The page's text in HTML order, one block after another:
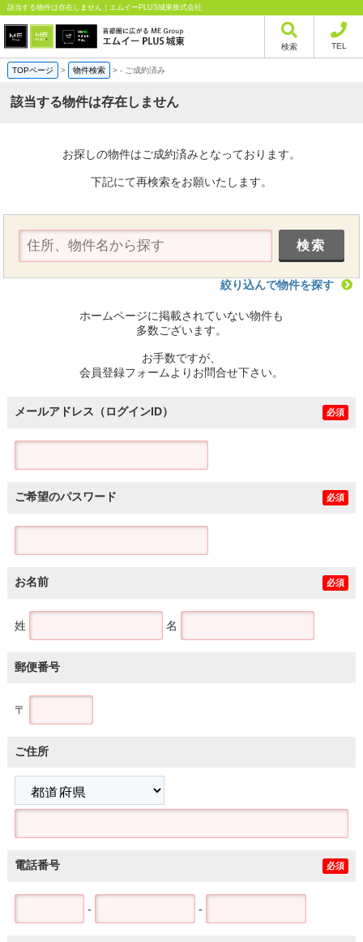
該当する物件は存在しません｜エムイーPLUS城東株式会社
検索 TEL
TOPページ > 物件検索 >- ご成約済み
該当する物件は存在しません
お探しの物件はご成約済みとなっております。
下記にて再検索をお願いたします。
絞り込んで物件を探す
ホームページに掲載されていない物件も
多数ございます。
お手数ですが、
会員登録フォームよりお問合せ下さい。
メールアドレス（ログインID） 必須
ご希望のパスワード 必須
お名前 必須
姓 名
郵便番号
〒
ご住所
電話番号 必須
- -